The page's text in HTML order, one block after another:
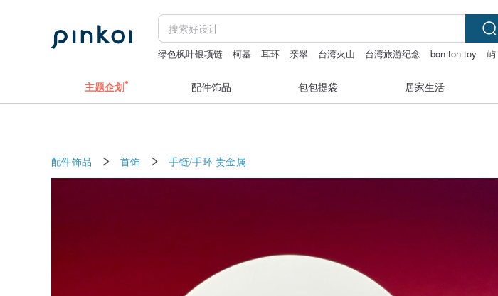
绿色枫叶银项链 柯基 耳环 亲翠 台湾火山 台湾旅游纪念 bon ton toy 屿
主题企划 配件饰品 包包提袋 居家生活
配件饰品 首饰 手链/手环 贵金属